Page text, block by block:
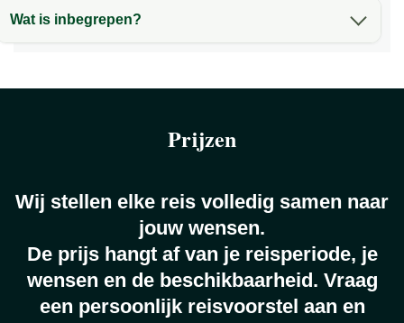
Wat is inbegrepen?
Accommodaties
Prijzen
Wij stellen elke reis volledig samen naar
jouw wensen.
De prijs hangt af van je reisperiode, je
wensen en de beschikbaarheid. Vraag
een persoonlijk reisvoorstel aan en